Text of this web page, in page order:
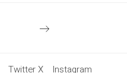
Twitter X Instagram